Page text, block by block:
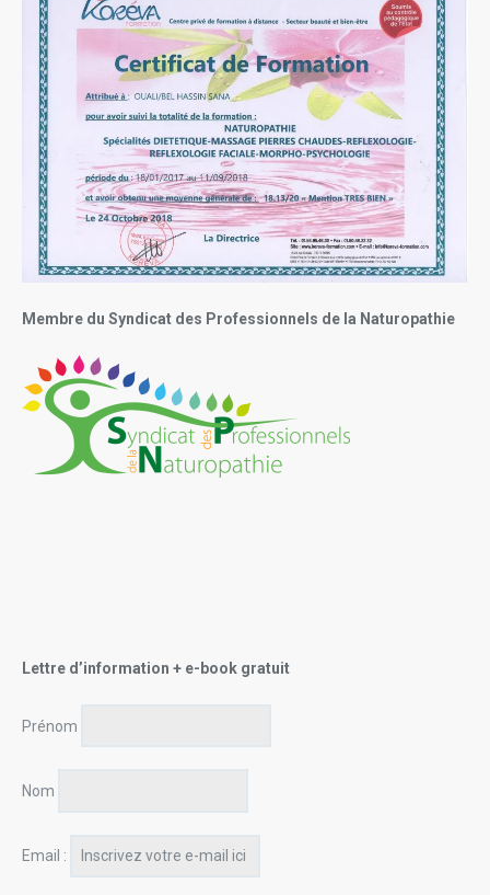
Membre du Syndicat des Professionnels de la Naturopathie
Lettre d’information + e-book gratuit
Prénom
Nom
Email :